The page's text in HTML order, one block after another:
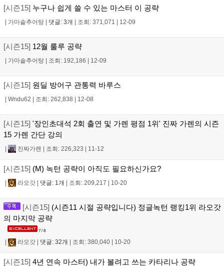
[시즌15] 누구나 쉽게 쓸 수 있는 마스터 이 공략
| 가마솥추어탕 | 댓글: 3개 | 조회: 371,071 | 12-09
[시즌15] 12월 룰루 공략
| 가마솥추어탕 | 조회: 192,186 | 12-09
[시즌15] 원딜 방어구 관통력 바루스
| Wndu62 | 조회: 262,838 | 12-08
[시즌15] '장인초대석 2회 출연 및 가렌 평점 1위' 진짜 가렌의 시즌
15 가렌 간단 강의
| 진짜가렌 | 조회: 226,323 | 11-12
[시즌15] (M) 녹턴 공략이 아직도 필요하신가요?
| 라오갓 | 댓글: 1개 | 조회: 209,217 | 10-20
[시즌15] (시즌11 시절 공략입니다) 정글녹턴 랭킹1위 라오갓
의 마지막 공략
7 / 8
라오갓 댓글: 32개 조회: 380,040 10-20
[시즌15] 4년 연속 마스터) 내가 볼려고 쓰는 카타리나 공략